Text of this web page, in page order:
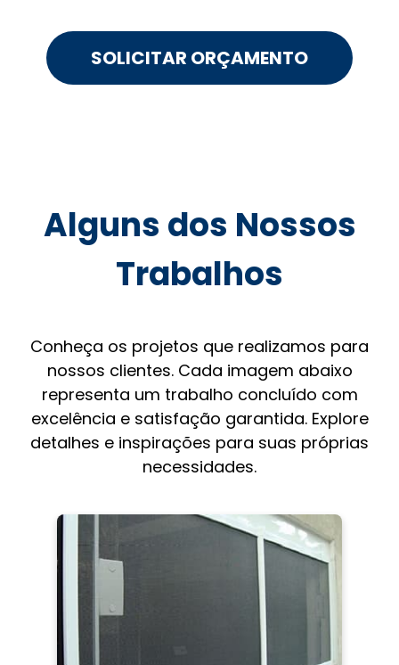
SOLICITAR ORÇAMENTO
Alguns dos Nossos
Trabalhos
Conheça os projetos que realizamos para
nossos clientes. Cada imagem abaixo
representa um trabalho concluído com
excelência e satisfação garantida. Explore
detalhes e inspirações para suas próprias
necessidades.